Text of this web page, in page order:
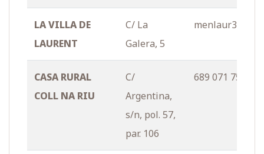
LA VILLA DE
LAURENT
C/ La
Galera, 5
CASA RURAL
COLL NA RIU
C/
Argentina,
s/n, pol. 57,
par. 106
689 071 752